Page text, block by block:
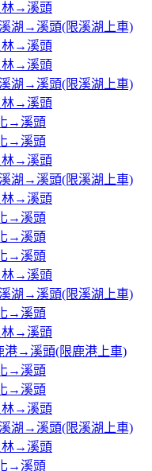
林→溪頭
溪湖→溪頭(限溪湖上車)
林→溪頭
林→溪頭
溪湖→溪頭(限溪湖上車)
林→溪頭
→溪頭
→溪頭
林→溪頭
溪湖→溪頭(限溪湖上車)
林→溪頭
→溪頭
→溪頭
→溪頭
林→溪頭
溪湖→溪頭(限溪湖上車)
→溪頭
林→溪頭
港→溪頭(限鹿港上車)
→溪頭
→溪頭
林→溪頭
溪湖→溪頭(限溪湖上車)
林→溪頭
→溪頭